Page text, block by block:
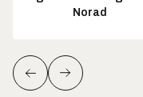
Norad